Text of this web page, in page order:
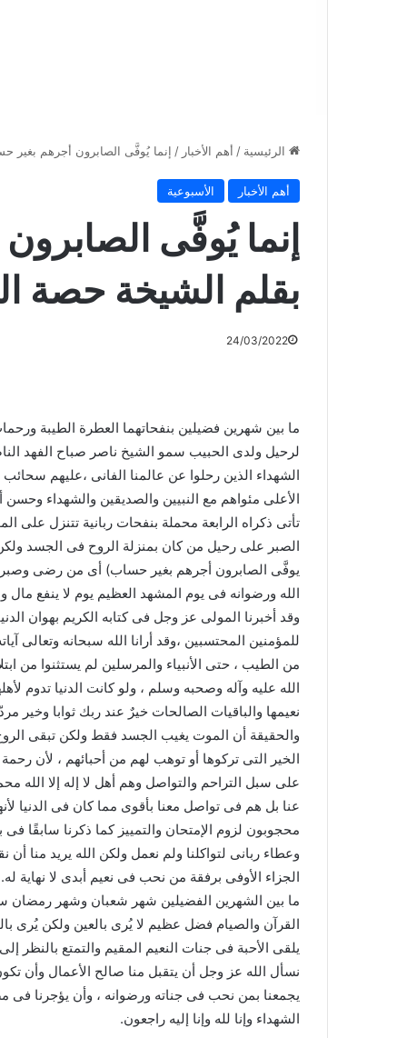
الرئيسية / أهم الأخبار / إنما يُوفَّى الصابرون أجرهم بغير
أهم الأخبار الأسبوعية
إنما يُوفَّى
بقلم الشيخة حصة
24/03/2022
ما بين شهرين فضيلين بنفحاتهما العطرة الطيبة
لرحيل ولدى الحبيب سمو الشيخ ناصر صباح الفهد
الشهداء الذين رحلوا عن عالمنا الفانى ،عليهم
الأعلى مئواهم مع النبيين والصديقين والشهداء وحسن
تأتى ذكراه الرابعة محملة بنفحات ربانية تتنزل
الصبر على رحيل من كان بمنزلة الروح فى الجسد
يوفَّى الصابرون أجرهم بغير حساب) أى من رضى وصبر
الله ورضوانه فى يوم المشهد العظيم يوم لا ينفع مال
وقد أخبرنا المولى عز وجل فى كتابه الكريم بهوان
للمؤمنين المحتسبين ،وقد أرانا الله سبحانه وتعالى
من الطيب ، حتى الأنبياء والمرسلين لم يستثنوا من
الله عليه وآله وصحبه وسلم ، ولو كانت الدنيا تدوم
نعيمها والباقيات الصالحات خيرٌ عند ربك ثوابا وخير
والحقيقة أن الموت يغيب الجسد فقط ولكن تبقى
الخير التى تركوها أو توهب لهم من أحبائهم ، لأن
على سبل التراحم والتواصل وهم أهل لا إله إلا
عنا بل هم فى تواصل معنا بأقوى مما كان فى الدنيا
محجوبون لزوم الإمتحان والتمييز كما ذكرنا سابقًا
وعطاء ربانى لتواكلنا ولم نعمل ولكن الله يريد منا
الجزاء الأوفى برفقة من نحب فى نعيم أبدى لا نهاية له.
ما بين الشهرين الفضيلين شهر شعبان وشهر رمضان
القرآن والصيام فضل عظيم لا يُرى بالعين ولكن يُرى
يلقى الأحبة فى جنات النعيم المقيم والتمتع بالنظر
نسأل الله عز وجل أن يتقبل منا صالح الأعمال وأن
يجمعنا بمن نحب فى جناته ورضوانه ، وأن يؤجرنا فى
الشهداء وإنا لله وإنا إليه راجعون.